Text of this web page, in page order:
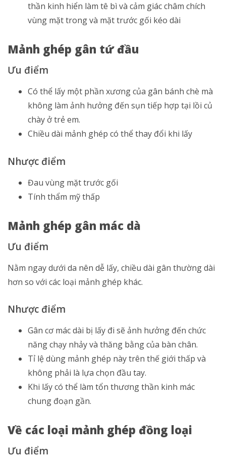
thần kinh hiển làm tê bì và cảm giác châm chích
vùng mặt trong và mặt trước gối kéo dài
Mảnh ghép gân tứ đầu
Ưu điểm
Có thể lấy một phần xương của gân bánh chè mà
không làm ảnh hưởng đến sụn tiếp hợp tại lồi củ
chày ở trẻ em.
Chiều dài mảnh ghép có thể thay đổi khi lấy
Nhược điểm
Đau vùng mặt trước gối
Tính thẩm mỹ thấp
Mảnh ghép gân mác dà
Ưu điểm
Nằm ngay dưới da nên dễ lấy, chiều dài gân thường dài
hơn so với các loại mảnh ghép khác.
Nhược điểm
Gân cơ mác dài bị lấy đi sẽ ảnh hưởng đến chức
năng chạy nhảy và thăng bằng của bàn chân.
Tỉ lệ dùng mảnh ghép này trên thế giới thấp và
không phải là lựa chọn đầu tay.
Khi lấy có thể làm tổn thương thần kinh mác
chung đoạn gần.
Về các loại mảnh ghép đồng loại
Ưu điểm